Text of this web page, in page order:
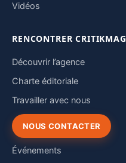
Vidéos
RENCONTRER CRITIKMAG
Découvrir l’agence
Charte éditoriale
Travailler avec nous
NOUS CONTACTER
Événements